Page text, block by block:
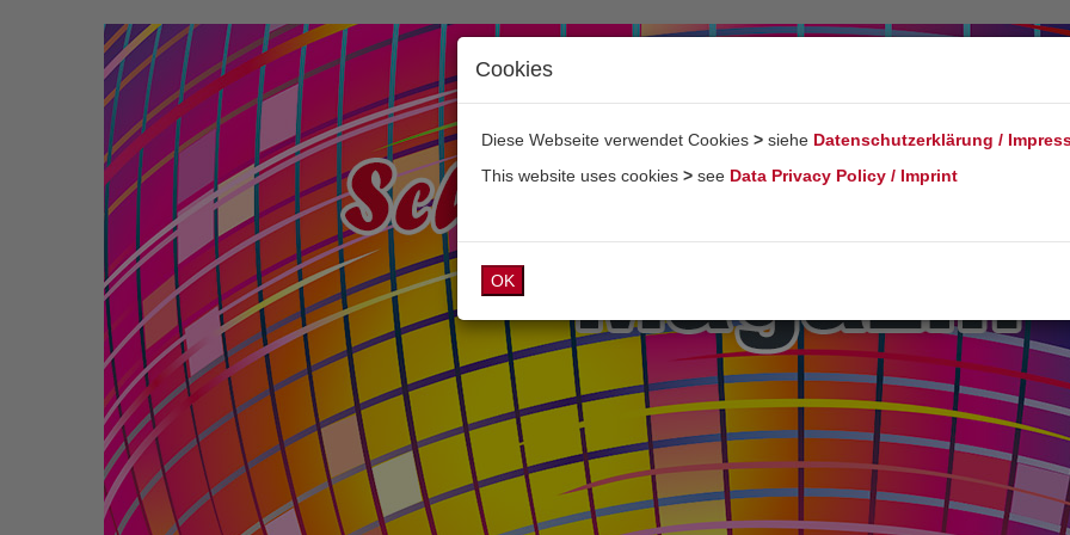
Cookies
Diese Webseite verwendet Cookies > siehe Datenschutzerklärung /
This website uses cookies > see Data Privacy Policy / Imprint
OK